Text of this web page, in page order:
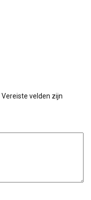
Vereiste velden zijn